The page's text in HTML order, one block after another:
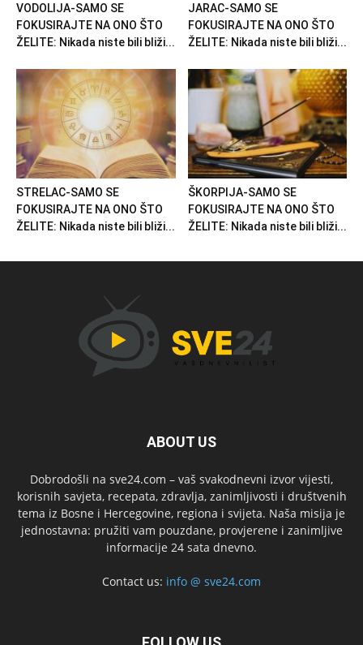
VODOLIJA-SAMO SE
FOKUSIRAJTE NA ONO ŠTO
ŽELITE: Nikada niste bili bliži...
JARAC-SAMO SE
FOKUSIRAJTE NA ONO ŠTO
ŽELITE: Nikada niste bili bliži...
STRELAC-SAMO SE
FOKUSIRAJTE NA ONO ŠTO
ŽELITE: Nikada niste bili bliži...
ŠKORPIJA-SAMO SE
FOKUSIRAJTE NA ONO ŠTO
ŽELITE: Nikada niste bili bliži...
ABOUT US
Dobrodošli na sve24.com – vaš svakodnevni izvor vijesti,
korisnih savjeta, recepata, zdravlja, zanimljivosti i društvenih
tema iz Bosne i Hercegovine, regiona i svijeta. Naša misija je
jednostavna: pružiti vam pouzdane, provjerene i zanimljive
informacije 24 sata dnevno.
Contact us: info @ sve24.com